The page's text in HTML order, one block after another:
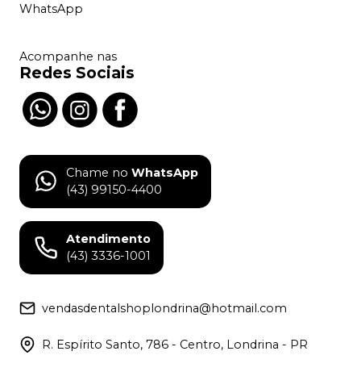
WhatsApp
Acompanhe nas
Redes Sociais
Chame no WhatsApp
(43) 99150-4400
Atendimento
(43) 3336-1001
vendasdentalshoplondrina@hotmail.com
R. Espírito Santo, 786 - Centro, Londrina - PR